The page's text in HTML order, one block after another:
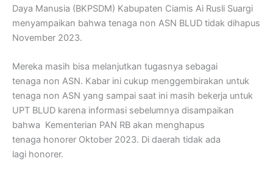
Daya Manusia (BKPSDM) Kabupaten Ciamis Ai Rusli Suargi
menyampaikan bahwa tenaga non ASN BLUD tidak dihapus
November 2023.
Mereka masih bisa melanjutkan tugasnya sebagai
tenaga non ASN. Kabar ini cukup menggembirakan untuk
tenaga non ASN yang sampai saat ini masih bekerja untuk
UPT BLUD karena informasi sebelumnya disampaikan
bahwa Kementerian PAN RB akan menghapus
tenaga honorer Oktober 2023. Di daerah tidak ada
lagi honorer.